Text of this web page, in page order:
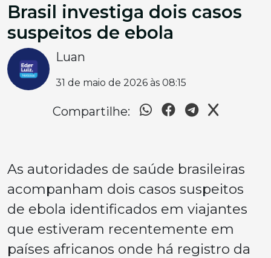
Brasil investiga dois casos
suspeitos de ebola
Luan
31 de maio de 2026 às 08:15
Compartilhe:
As autoridades de saúde brasileiras
acompanham dois casos suspeitos
de ebola identificados em viajantes
que estiveram recentemente em
países africanos onde há registro da